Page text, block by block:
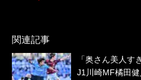
関連記事
「奥さん美人す
J1川崎MF橘田